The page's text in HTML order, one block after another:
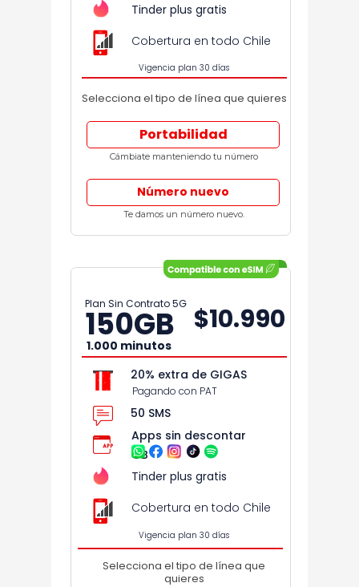
Portabilidad
Tinder plus gratis
Vigencia plan 30 días
Número nuevo
Cámbiate manteniendo tu número
Selecciona el tipo de línea que quieres
Te damos un número nuevo.
Cobertura en todo Chile
150GB
1.000 minutos
$10.990
Plan Sin Contrato 5G
50 SMS
Apps sin descontar
GB
Tinder plus gratis
Vigencia plan 30 días
Selecciona el tipo de línea que
quieres
20% extra de GIGAS
Pagando con PAT
Cobertura en todo Chile